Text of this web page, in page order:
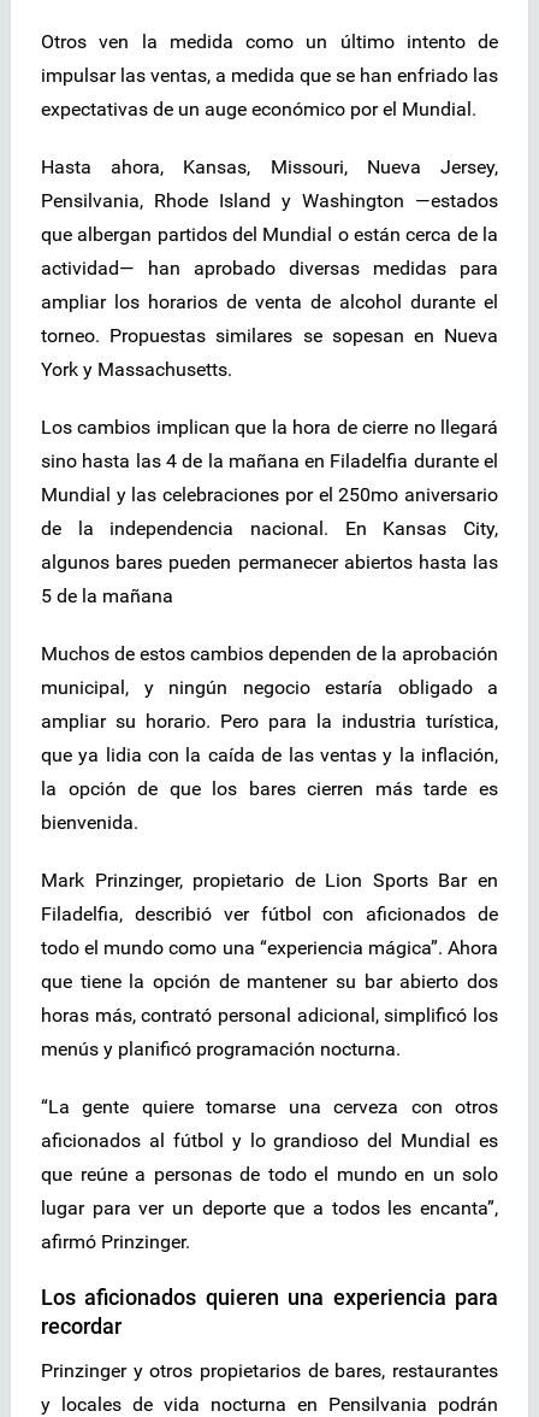
Otros ven la medida como un último intento de
impulsar las ventas, a medida que se han enfriado las
expectativas de un auge económico por el Mundial.
Hasta ahora, Kansas, Missouri, Nueva Jersey,
Pensilvania, Rhode Island y Washington —estados
que albergan partidos del Mundial o están cerca de la
actividad— han aprobado diversas medidas para
ampliar los horarios de venta de alcohol durante el
torneo. Propuestas similares se sopesan en Nueva
York y Massachusetts.
Los cambios implican que la hora de cierre no llegará
sino hasta las 4 de la mañana en Filadelfia durante el
Mundial y las celebraciones por el 250mo aniversario
de la independencia nacional. En Kansas City,
algunos bares pueden permanecer abiertos hasta las
5 de la mañana
Muchos de estos cambios dependen de la aprobación
municipal, y ningún negocio estaría obligado a
ampliar su horario. Pero para la industria turística,
que ya lidia con la caída de las ventas y la inflación,
la opción de que los bares cierren más tarde es
bienvenida.
Mark Prinzinger, propietario de Lion Sports Bar en
Filadelfia, describió ver fútbol con aficionados de
todo el mundo como una “experiencia mágica”. Ahora
que tiene la opción de mantener su bar abierto dos
horas más, contrató personal adicional, simplificó los
menús y planificó programación nocturna.
“La gente quiere tomarse una cerveza con otros
aficionados al fútbol y lo grandioso del Mundial es
que reúne a personas de todo el mundo en un solo
lugar para ver un deporte que a todos les encanta”,
afirmó Prinzinger.
Los aficionados quieren una experiencia para
recordar
Prinzinger y otros propietarios de bares, restaurantes
y locales de vida nocturna en Pensilvania podrán